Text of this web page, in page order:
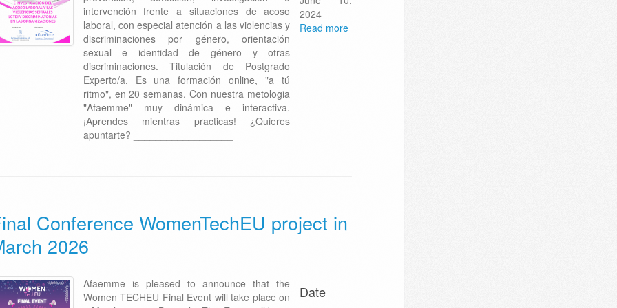
intervención frente a situaciones de acoso
laboral, con especial atención a las violencias y
discriminaciones por género, orientación
sexual e identidad de género y otras
discriminaciones. Titulación de Postgrado
Experto/a. Es una formación online, "a tú
ritmo", en 20 semanas. Con nuestra metologia
"Afaemme" muy dinámica e interactiva.
¡Aprendes mientras practicas! ¿Quieres
apuntarte? __________________
2024
Read more
Conference WomenTechEU project in
2026
Afaemme is pleased to announce that the
Women TECHEU Final Event will take place on
Date